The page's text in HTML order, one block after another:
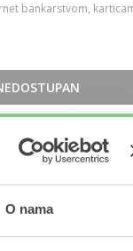
O nama
bankarstvom,